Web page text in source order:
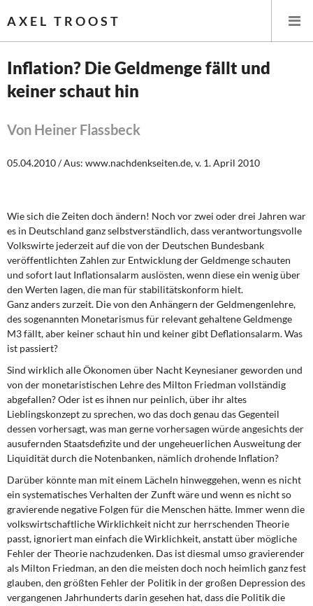
AXEL TROOST
Startseite
Themen
Leitlinien linker Wirtschafts- und Finanzpolitik
Steuer- und Finanzpolitik
Öffentliche Infrastruktur und Daseinsvorsorge
Eurokrise und Griechenland
DIE LINKE
Weitere Themen
Memo-Gruppe
Institut Solidarische Moderne
Rosa-Luxemburg-Stiftung
Über mich
Kontakt
Inflation? Die Geldmenge fällt und
keiner schaut hin
Von Heiner Flassbeck
05.04.2010 / Aus: www.nachdenkseiten.de, v. 1. April 2010
Wie sich die Zeiten doch ändern! Noch vor zwei oder drei Jahren war
es in Deutschland ganz selbstverständlich, dass verantwortungsvolle
Volkswirte jederzeit auf die von der Deutschen Bundesbank
veröffentlichten Zahlen zur Entwicklung der Geldmenge schauten
und sofort laut Inflationsalarm auslösten, wenn diese ein wenig über
den Werten lagen, die man für stabilitätskonform hielt.
Ganz anders zurzeit. Die von den Anhängern der Geldmengenlehre,
des sogenannten Monetarismus für relevant gehaltene Geldmenge
M3 fällt, aber keiner schaut hin und keiner gibt Deflationsalarm. Was
ist passiert?
Sind wirklich alle Ökonomen über Nacht Keynesianer geworden und
von der monetaristischen Lehre des Milton Friedman vollständig
abgefallen? Oder ist es ihnen nur peinlich, über ihr altes
Lieblingskonzept zu sprechen, wo das doch genau das Gegenteil
dessen vorhersagt, was man gerne vorhersagen würde angesichts der
ausufernden Staatsdefizite und der ungeheuerlichen Ausweitung der
Liquidität durch die Notenbanken, nämlich drohende Inflation?
Darüber könnte man mit einem Lächeln hinweggehen, wenn es nicht
ein systematisches Verhalten der Zunft wäre und wenn es nicht so
gravierende negative Folgen für die Menschen hätte. Immer wenn die
volkswirtschaftliche Wirklichkeit nicht zur herrschenden Theorie
passt, ignoriert man einfach die Wirklichkeit, anstatt über mögliche
Fehler der Theorie nachzudenken. Das ist diesmal umso gravierender
als Milton Friedman, an den die meisten doch noch heimlich ganz fest
glauben, den größten Fehler der Politik in der großen Depression des
vergangenen Jahrhunderts darin gesehen hat, dass die Politik die